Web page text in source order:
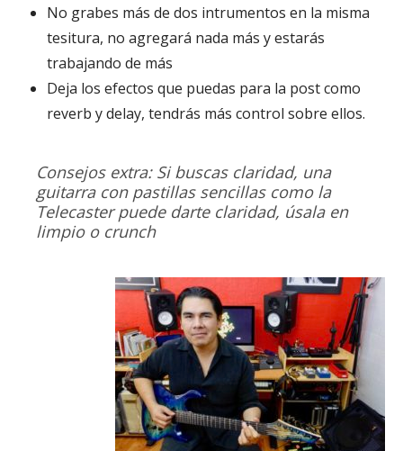
No grabes más de dos intrumentos en la misma
tesitura, no agregará nada más y estarás
trabajando de más
Deja los efectos que puedas para la post como
reverb y delay, tendrás más control sobre ellos.
Consejos extra: Si buscas claridad, una
guitarra con pastillas sencillas como la
Telecaster puede darte claridad, úsala en
limpio o crunch